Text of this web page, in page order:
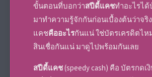
ขั้นตอนที่บอกว่าสปีดี้แคชทำอะไรได้
มาทำความรู้จักกันก่อนเบื้องต้นว่าจริ
แคชคืออะไรกันแน่ ใช่บัตรเครดิตไห
สินเชื่อกันแน่ มาดูไปพร้อมกันเลย
สปีดี้แคช(speedy cash) คือ บัตรกดเ